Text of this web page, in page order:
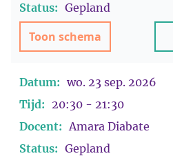
Status: Gepland
Toon schema
Datum: wo. 23 sep. 2026
Tijd: 20:30 - 21:30
Docent: Amara Diabate
Status: Gepland